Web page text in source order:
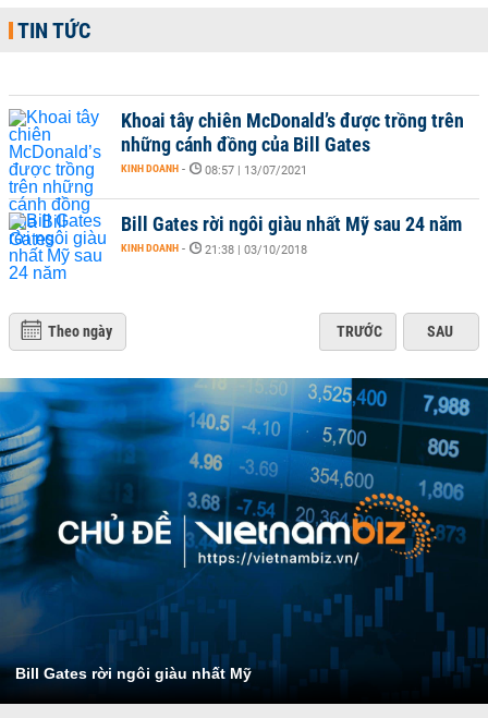
TIN TỨC
Khoai tây chiên McDonald’s được trồng trên
những cánh đồng của Bill Gates
KINH DOANH - 08:57 | 13/07/2021
Bill Gates rời ngôi giàu nhất Mỹ sau 24 năm
KINH DOANH - 21:38 | 03/10/2018
Theo ngày TRƯỚC SAU
Bill Gates rời ngôi giàu nhất Mỹ